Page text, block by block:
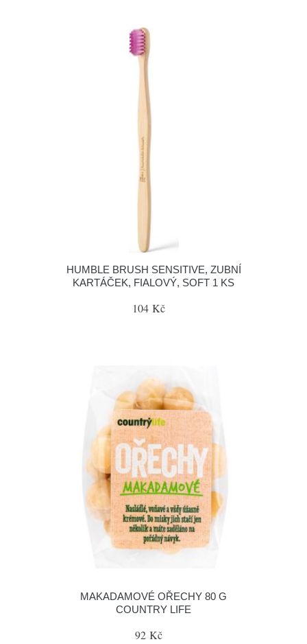
HUMBLE BRUSH SENSITIVE, ZUBNÍ
KARTÁČEK, FIALOVÝ, SOFT 1 KS
104 Kč
MAKADAMOVÉ OŘECHY 80 G
COUNTRY LIFE
92 Kč